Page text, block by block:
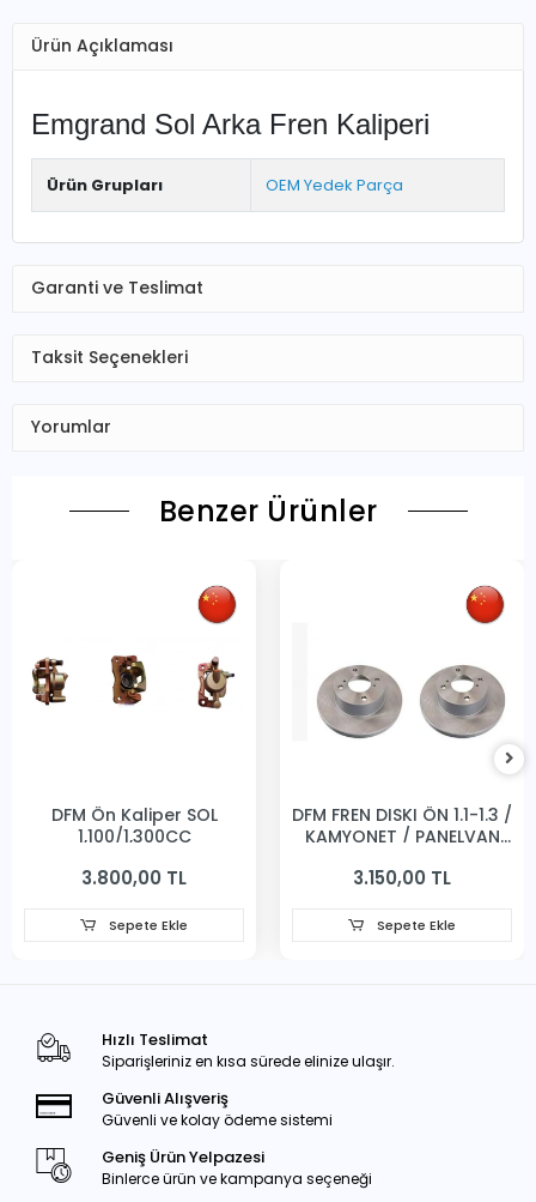
Ürün Açıklaması
Emgrand Sol Arka Fren Kaliperi
Ürün Grupları OEM Yedek Parça
Garanti ve Teslimat
Taksit Seçenekleri
Yorumlar
Benzer Ürünler
DFM Ön Kaliper SOL
1,100/1,300CC
3.800,00 TL
Sepete Ekle
DFM FREN DISKI ÖN 1.1-1.3 /
KAMYONET / PANELVAN
3.150,00 TL
Sepete Ekle
Hızlı Teslimat
Siparişleriniz en kısa sürede elinize ulaşır.
Güvenli Alışveriş
Güvenli ve kolay ödeme sistemi
Geniş Ürün Yelpazesi
Binlerce ürün ve kampanya seçeneği